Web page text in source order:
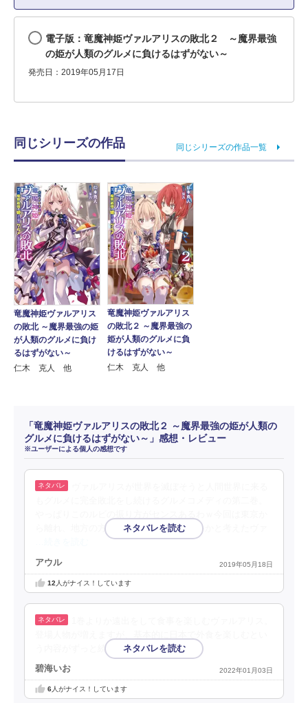
電子版：竜魔神姫ヴァルアリスの敗北２ ～魔界最強
の姫が人類のグルメに負けるはずがない～
発売日：2019年05月17日
同じシリーズの作品 同じシリーズの作品一覧
竜魔神姫ヴァルアリス
の敗北 ～魔界最強の姫
が人類のグルメに負け
るはずがない～
仁木 克人 他
竜魔神姫ヴァルアリス
の敗北２ ～魔界最強の
姫が人類のグルメに負
けるはずがない～
仁木 克人 他
「竜魔神姫ヴァルアリスの敗北２ ～魔界最強の姫が人類の
グルメに負けるはずがない～」感想・レビュー
※ユーザーによる個人の感想です
ら離れ、地方の方が勝機があるのではないかと考えたヴァ
アウル 2019年05月18日
12 人がナイス！しています
う内容がずっと続きそう。
碧海いお 2022年01月03日
6人がナイス！しています